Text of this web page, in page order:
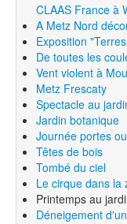
CLAAS France à
A Metz Nord
Exposition
De toutes les
Vent violent à
Metz Frescaty
Spectacle au
Jardin botanique
Journée portes
Têtes de bois
Tombé du ciel
Le cirque dans la
Printemps au
Déneigement